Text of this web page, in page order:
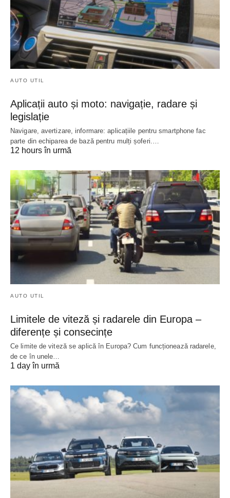
AUTO UTIL
Aplicații auto și moto: navigație, radare și
legislație
Navigare, avertizare, informare: aplicațiile pentru smartphone fac
parte din echiparea de bază pentru mulți șoferi.…
12 hours în urmă
AUTO UTIL
Limitele de viteză și radarele din Europa –
diferențe și consecințe
Ce limite de viteză se aplică în Europa? Cum funcționează radarele,
de ce în unele…
1 day în urmă